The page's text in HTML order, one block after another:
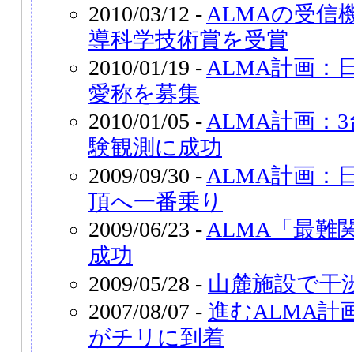
2010/03/12 - ALMAの受信
導科学技術賞を受賞
2010/01/19 - ALMA計画：
愛称を募集
2010/01/05 -ALMA計画：
験観測に成功
2009/09/30 - ALMA計画：
頂へ一番乗り
2009/06/23 - ALMA「最難
成功
2009/05/28 - 山麓施設で干
2007/08/07 - 進むALMA計
がチリに到着